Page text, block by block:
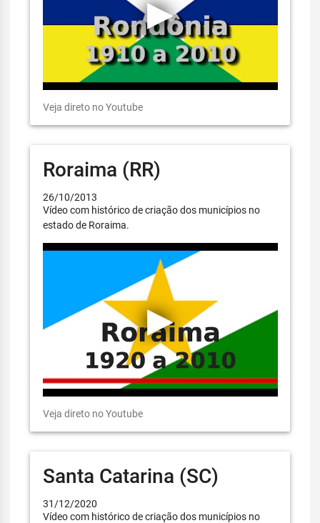
Veja direto no Youtube
Roraima (RR)
26/10/2013
Vídeo com histórico de criação dos municípios no
estado de Roraima.
Veja direto no Youtube
Santa Catarina (SC)
31/12/2020
Vídeo com histórico de criação dos municípios no